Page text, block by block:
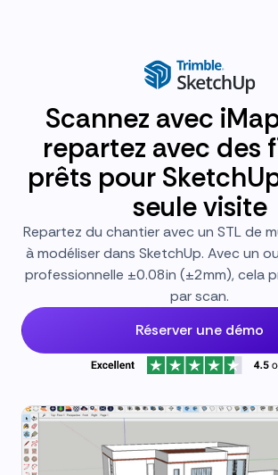
Scannez avec
repartez avec des
prêts pour
seule visite
Repartez du chantier avec un STL de
à modéliser dans SketchUp. Avec un
professionnelle ±0.08in (±2mm), cela
par scan.
Réserver une démo